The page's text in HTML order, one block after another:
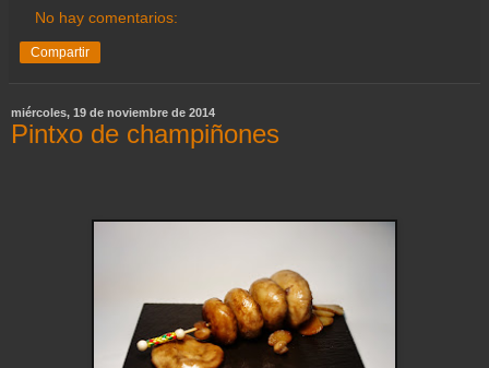
No hay comentarios:
Compartir
miércoles, 19 de noviembre de 2014
Pintxo de champiñones